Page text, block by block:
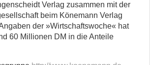
Verlag zusammen mit der
beim Könemann Verlag
der »Wirtschaftswoche« hat
60 Millionen DM in die Anteile